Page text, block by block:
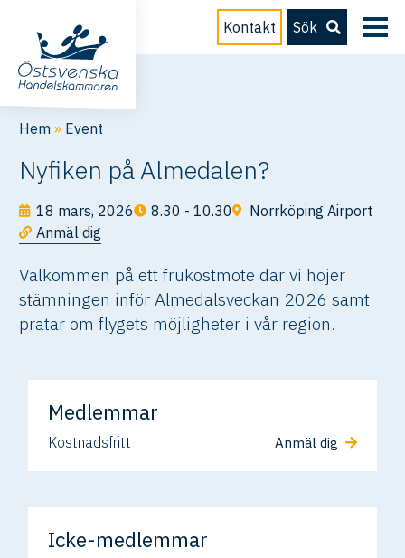
Kontakt Sök
Hem » Event
Nyfiken på Almedalen?
18 mars, 2026 8.30 - 10.30
Norrköping Airport
Anmäl dig
Välkommen på ett frukostmöte där vi höjer
stämningen inför Almedalsveckan 2026 samt
pratar om flygets möjligheter i vår region.
Medlemmar
Kostnadsfritt Anmäl dig
Icke-medlemmar